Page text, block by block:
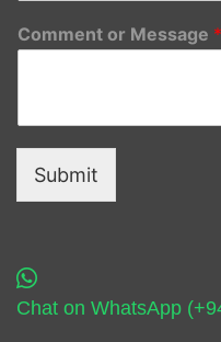
Comment or Message *
Submit
Chat on WhatsApp